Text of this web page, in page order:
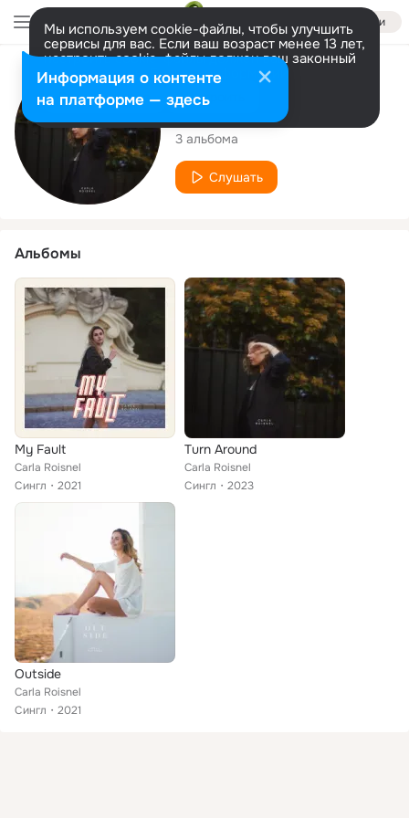
Войти
Мы используем cookie-файлы, чтобы улучшить
сервисы для вас. Если ваш возраст менее 13 лет,
настроить cookie-файлы должен ваш законный
представитель. Больше информации
Разрешить все Настроить
Исполнитель
Carla Roisnel
3 альбома
Слушать
Альбомы
My Fault
Carla Roisnel
Сингл
2021
Turn Around
Carla Roisnel
Сингл
2023
Outside
Carla Roisnel
Сингл
2021
Информация о контенте
на платформе — здесь